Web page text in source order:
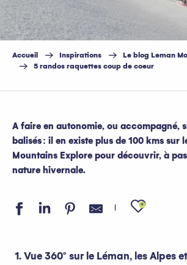
Accueil Inspirations
Le blog Leman
5 randos raquettes coup de coeur
A faire en autonomie, ou accompagné,
balisés : il en existe plus de 100 kms sur
Mountains Explore pour découvrir, à
nature hivernale.
1. Vue 360° sur le Léman, les Alpes